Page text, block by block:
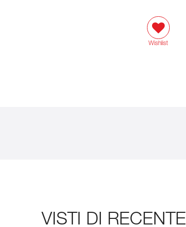
Wishlist
VISTI DI RECENTE